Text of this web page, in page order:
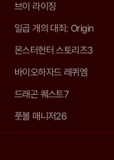
브이 라이징
일곱 개의 대죄: Origin
몬스터헌터 스토리즈3
바이오하자드 레퀴엠
드래곤 퀘스트7
풋볼 매니저26